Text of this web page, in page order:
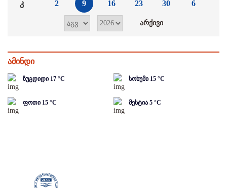
კ 2 9 16 23 30 6
ამინდი
ზუგდიდი 17 °C სოხუმი 15 °C
ფოთი 15 °C მესტია 5 °C